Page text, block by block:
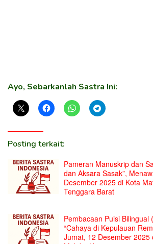
Ayo, Sebarkanlah Sastra Ini:
Posting terkait:
Pameran Manuskrip dan
dan Aksara Sasak”,
Desember 2025 di Kota
Tenggara Barat
Pembacaan Puisi Bilingual
“Cahaya di Kepulauan
Jumat, 12 Desember 2025